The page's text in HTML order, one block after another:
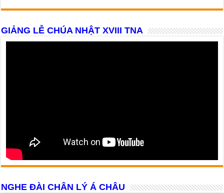
GIẢNG LỄ CHÚA NHẬT XVIII TNA
NGHE ĐÀI CHÂN LÝ Á CHÂU